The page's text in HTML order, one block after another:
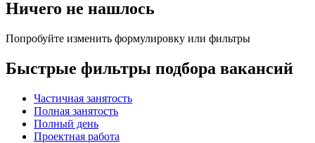
Ничего не нашлось
Попробуйте изменить формулировку или фильтры
Быстрые фильтры подбора вакансий
Частичная занятость
Полная занятость
Полный день
Проектная работа